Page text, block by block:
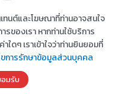
ทนต์และโฆษณาที่ท่านอาจสนใจ
ของเรา หากท่านใช้บริการ
ใดๆ เราเข้าใจว่าท่านยินยอมที่
ขการรักษาข้อมูลส่วนบุคคล
มรับ
ศา เอ็นเตอร์เทนเม้น
Theme